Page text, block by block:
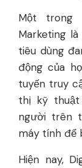
Một trong
Marketing
tiêu dùng
động của
tuyến truy
thị kỹ
người trên
máy tính để
Hiện nay,